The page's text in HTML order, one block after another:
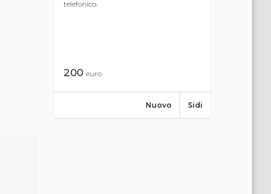
telefonico.
200euro
Sidi
Nuovo